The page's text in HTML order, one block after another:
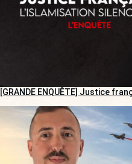
[GRANDE ENQUÊTE] Justice